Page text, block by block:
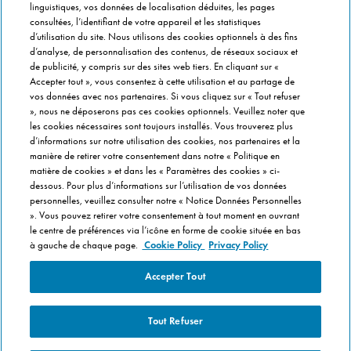
Info magasins
Formulaire de Contact
Gérer vos préférences
INFO FRANCHISÉ
Franchise Domino's
Critères de Sélection
Questions Fréquentes
A PROPOS DE DOMINO'S
Travailler chez Domino's
Dans notre cuisine
Care Team (pour les collaborateurs)
linguistiques, vos données de localisation déduites, les pages
consultées, l’identifiant de votre appareil et les statistiques
d’utilisation du site. Nous utilisons des cookies optionnels à des fins
d’analyse, de personnalisation des contenus, de réseaux sociaux et
de publicité, y compris sur des sites web tiers. En cliquant sur «
Accepter tout », vous consentez à cette utilisation et au partage de
vos données avec nos partenaires. Si vous cliquez sur « Tout refuser
», nous ne déposerons pas ces cookies optionnels. Veuillez noter que
les cookies nécessaires sont toujours installés. Vous trouverez plus
d’informations sur notre utilisation des cookies, nos partenaires et la
manière de retirer votre consentement dans notre « Politique en
matière de cookies » et dans les « Paramètres des cookies » ci-
dessous. Pour plus d’informations sur l’utilisation de vos données
personnelles, veuillez consulter notre « Notice Données Personnelles
». Vous pouvez retirer votre consentement à tout moment en ouvrant
le centre de préférences via l’icône en forme de cookie située en bas
à gauche de chaque page. Cookie Policy Privacy Policy
Accepter Tout
Tout Refuser